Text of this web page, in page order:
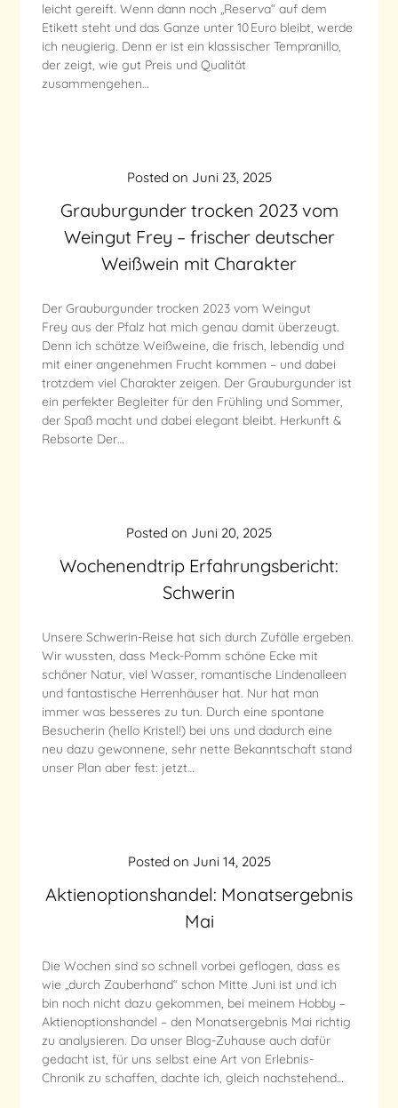
leicht gereift. Wenn dann noch „Reserva“ auf dem
Etikett steht und das Ganze unter 10 Euro bleibt, werde
ich neugierig. Denn er ist ein klassischer Tempranillo,
der zeigt, wie gut Preis und Qualität
zusammengehen…
Grauburgunder trocken 2023 vom
Weingut Frey – frischer deutscher
Weißwein mit Charakter
Posted on Juni 23, 2025
Der Grauburgunder trocken 2023 vom Weingut
Frey aus der Pfalz hat mich genau damit überzeugt.
Denn ich schätze Weißweine, die frisch, lebendig und
mit einer angenehmen Frucht kommen – und dabei
trotzdem viel Charakter zeigen. Der Grauburgunder ist
ein perfekter Begleiter für den Frühling und Sommer,
der Spaß macht und dabei elegant bleibt. Herkunft &
Rebsorte Der…
Wochenendtrip Erfahrungsbericht:
Schwerin
Posted on Juni 20, 2025
Unsere Schwerin-Reise hat sich durch Zufälle ergeben.
Wir wussten, dass Meck-Pomm schöne Ecke mit
schöner Natur, viel Wasser, romantische Lindenalleen
und fantastische Herrenhäuser hat. Nur hat man
immer was besseres zu tun. Durch eine spontane
Besucherin (hello Kristel!) bei uns und dadurch eine
neu dazu gewonnene, sehr nette Bekanntschaft stand
unser Plan aber fest: jetzt…
Aktienoptionshandel: Monatsergebnis
Mai
Posted on Juni 14, 2025
Die Wochen sind so schnell vorbei geflogen, dass es
wie „durch Zauberhand“ schon Mitte Juni ist und ich
bin noch nicht dazu gekommen, bei meinem Hobby –
Aktienoptionshandel – den Monatsergebnis Mai richtig
zu analysieren. Da unser Blog-Zuhause auch dafür
gedacht ist, für uns selbst eine Art von Erlebnis-
Chronik zu schaffen, dachte ich, gleich nachstehend…